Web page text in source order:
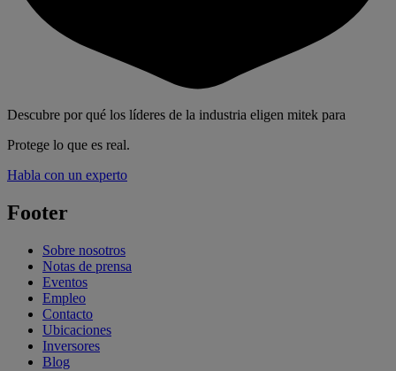
Descubre por qué los líderes de la industria eligen mitek para
Protege lo que es real.
Habla con un experto
Footer
Sobre nosotros
Notas de prensa
Eventos
Empleo
Contacto
Ubicaciones
Inversores
Blog